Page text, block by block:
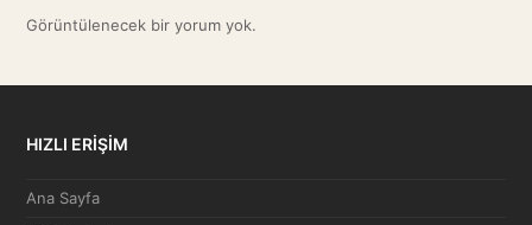
Görüntülenecek bir yorum yok.
HIZLI ERİŞİM
Ana Sayfa